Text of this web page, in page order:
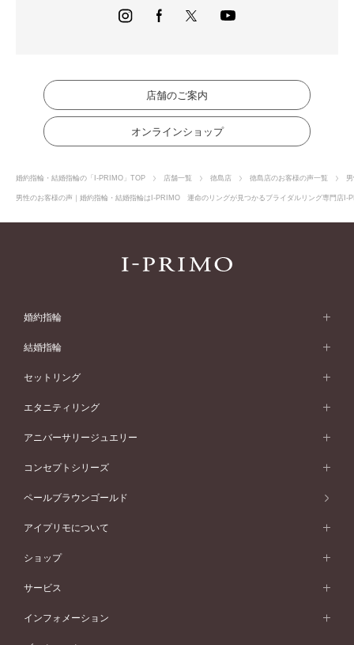
店舗のご案内
オンラインショップ
婚約指輪・結婚指輪の「I-PRIMO」TOP 店舗一覧 徳島店 徳島店のお客様の声一覧
男性のお客様の声｜婚約指輪・結婚指輪はI-PRIMO 運命のリングが見つかるブライダルリング専門店I-
婚約指輪
婚約指輪 (エンゲージリング)
婚約指輪一覧
ピンクゴールド
ペールブラウンゴールド
ウェーブライン
V字ライン
ワンサイドメレ
ダブルサイドメレ
シンプル
フェミニン
モード
50万円台～
40万円台～
30万円台～
婚約指輪 人気ランキング
婚約ネックレス
ダイヤモンドシェイプコレクション
結婚指輪
結婚指輪 (マリッジリング)
結婚指輪一覧
ピンクゴールド
ペールブラウンゴールド
ウェーブライン
V字ライン
ワンメレ
セベラルメレ
シンプル
フェミニン
モード
50万円～
40万円～50万円
セットリング
セットリング
セットリング一覧
ピンクゴールド
ペールブラウンゴールド
エタニティリング
エタニティリング
エタニティリング一覧
ピンクゴールド
ペールブラウンゴールド
アニバーサリージュエリー
アニバーサリージュエリー
アニバーサリージュエリー一覧
ファッションリング
ブレスレット
コンセプトシリーズ
コンセプトシリーズ
オリジンビリーフ
エトワル
スワハ
ペールブラウンゴールド
アイプリモについて
アイプリモについて
パーソナルハンド診断
デザインへのこだわり
ショップ
店舗一覧
北海道
サービス
プロポーズサポート
サービス
インフォメーション